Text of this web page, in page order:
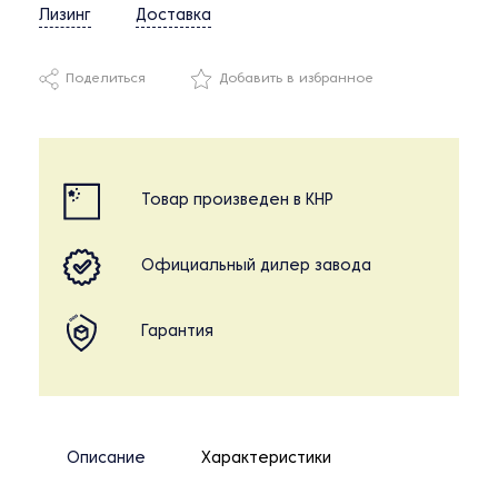
Лизинг Доставка
Поделиться Добавить в избранное
Товар произведен в КНР
Официальный дилер завода
Гарантия
Описание Характеристики